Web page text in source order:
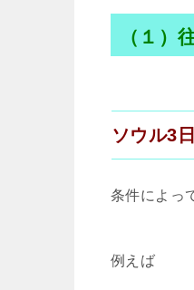
（１）
ソウル3
条件によっ
例えば